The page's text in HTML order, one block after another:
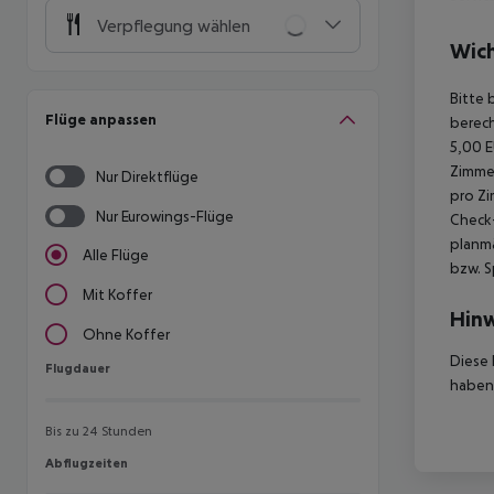
Verpflegung wählen
Flüge anpassen
Nur Direktflüge
Nur Eurowings-Flüge
Alle Flüge
Mit Koffer
Ohne Koffer
Flugdauer
Flugdauer
Bis zu 24 Stunden
Abflugzeiten
Abflugzeiten
Bitte
5,00
pro
bzw.
Diese